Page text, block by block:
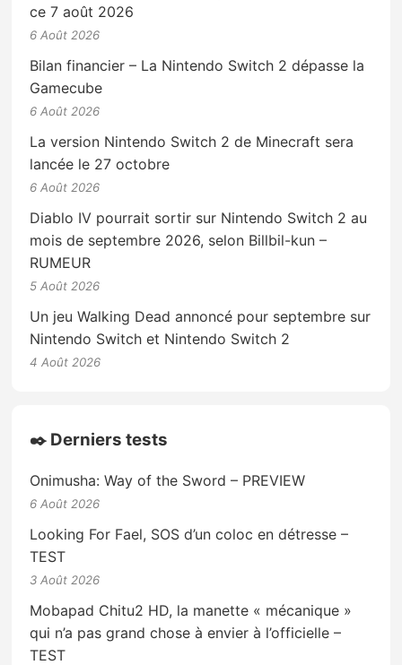
ce 7 août 2026
6 Août 2026
Bilan financier – La Nintendo Switch 2 dépasse la
Gamecube
6 Août 2026
La version Nintendo Switch 2 de Minecraft sera
lancée le 27 octobre
6 Août 2026
Diablo IV pourrait sortir sur Nintendo Switch 2 au
mois de septembre 2026, selon Billbil-kun –
RUMEUR
5 Août 2026
Un jeu Walking Dead annoncé pour septembre sur
Nintendo Switch et Nintendo Switch 2
4 Août 2026
✒️ Derniers tests
Onimusha: Way of the Sword – PREVIEW
6 Août 2026
Looking For Fael, SOS d’un coloc en détresse –
TEST
3 Août 2026
Mobapad Chitu2 HD, la manette « mécanique »
qui n’a pas grand chose à envier à l’officielle –
TEST